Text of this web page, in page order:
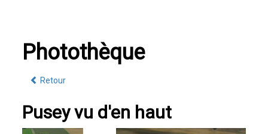
Photothèque
Retour
Pusey vu d'en haut